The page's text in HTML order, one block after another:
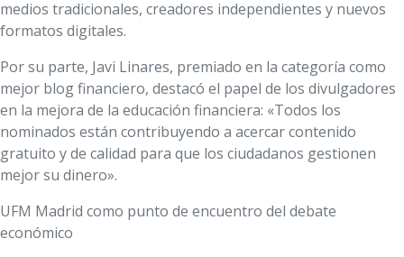
medios tradicionales, creadores independientes y nuevos
formatos digitales.
Por su parte, Javi Linares, premiado en la categoría como
mejor blog financiero, destacó el papel de los divulgadores
en la mejora de la educación financiera: «Todos los
nominados están contribuyendo a acercar contenido
gratuito y de calidad para que los ciudadanos gestionen
mejor su dinero».
UFM Madrid como punto de encuentro del debate
económico